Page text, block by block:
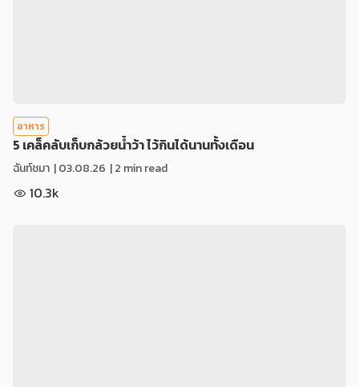
อาหาร
5 เคล็คลับเก็บกล้วยน้ำว้า ไว้กินได้นานทั้งเดือน
ฉันท์ชมา |03.08.26 | 2 min read
10.3k